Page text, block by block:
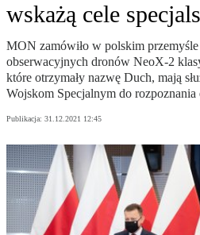
wskażą cele
MON zamówiło w polskim
obserwacyjnych dronów NeoX-2
które otrzymały nazwę Duch, mają
Wojskom Specjalnym do rozpoznania
Publikacja: 31.12.2021 12:45